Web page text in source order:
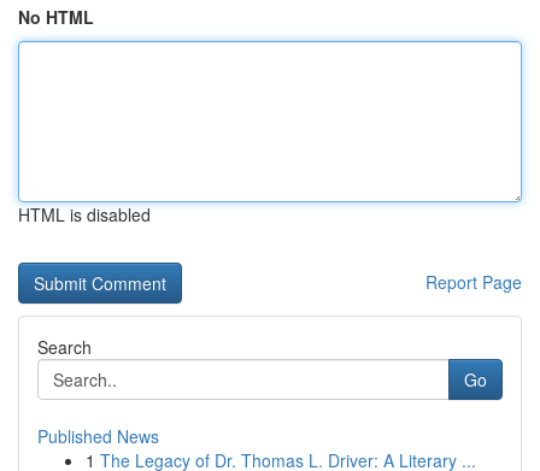
No HTML
HTML is disabled
Report Page
Search
Go
Published News
1 The Legacy of Dr. Thomas L. Driver: A Literary ...